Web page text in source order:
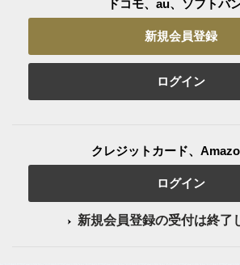
ドコモ、au、ソフトバ
新規会員登録
ログイン
クレジットカード、
ログイン
新規会員登録の受付は終了